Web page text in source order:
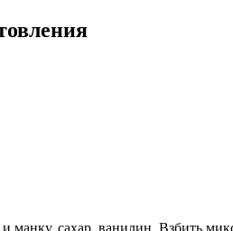
манку, сахар, ванилин. Взбить